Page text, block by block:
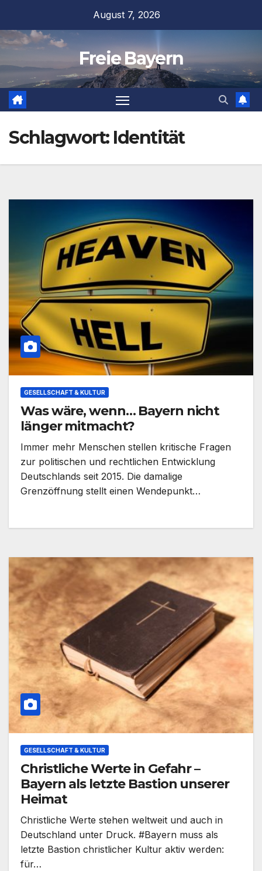
springen
August 7, 2026
Freie Bayern
Schlagwort: Identität
GESELLSCHAFT & KULTUR
Was wäre, wenn… Bayern nicht
länger mitmacht?
Immer mehr Menschen stellen kritische Fragen
zur politischen und rechtlichen Entwicklung
Deutschlands seit 2015. Die damalige
Grenzöffnung stellt einen Wendepunkt…
GESELLSCHAFT & KULTUR
Christliche Werte in Gefahr –
Bayern als letzte Bastion unserer
Heimat
Christliche Werte stehen weltweit und auch in
Deutschland unter Druck. #Bayern muss als
letzte Bastion christlicher Kultur aktiv werden:
für…